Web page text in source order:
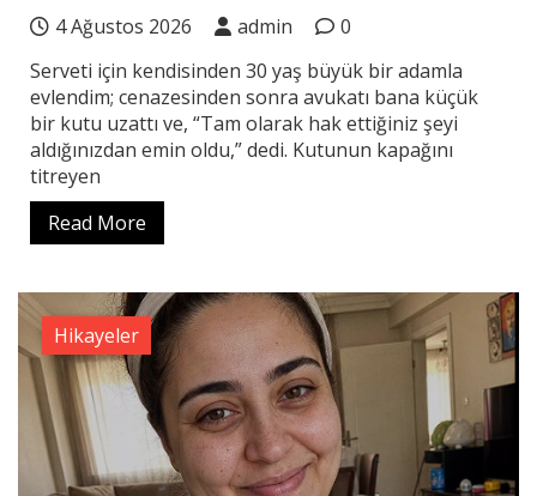
4 Ağustos 2026 admin
0
Serveti için kendisinden 30 yaş büyük bir adamla
evlendim; cenazesinden sonra avukatı bana küçük
bir kutu uzattı ve, “Tam olarak hak ettiğiniz şeyi
aldığınızdan emin oldu,” dedi. Kutunun kapağını
titreyen
Read More
Hikayeler